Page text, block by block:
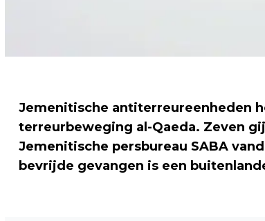
Jemenitische antiterreureenheden
terreurbeweging al-Qaeda. Zeven
Jemenitische persbureau SABA
bevrijde gevangen is een